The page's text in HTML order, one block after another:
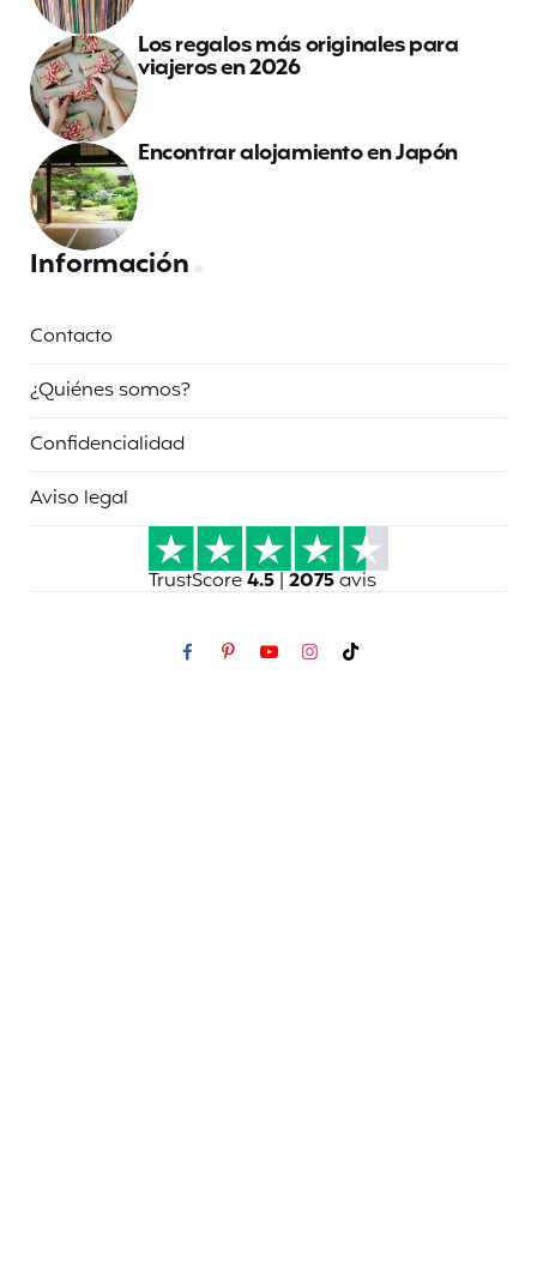
Los regalos más originales para
viajeros en 2026
Encontrar alojamiento en Japón
Información
Contacto
¿Quiénes somos?
Confidencialidad
Aviso legal
TrustScore4.5 2075avis